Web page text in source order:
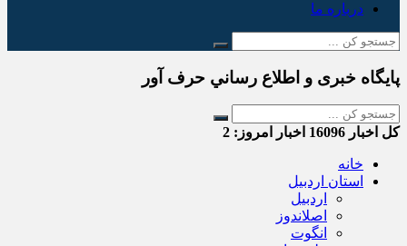
درباره ما
پایگاه خبری و اطلاع رساني حرف آور
کل اخبار اخبار امروز: 2
خانه
استان اردبیل
اردبیل
اصلاندوز
انگوت